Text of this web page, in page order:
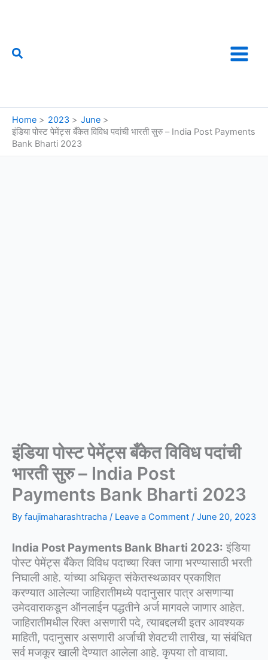
Search
Home 2023
June
इंडिया पोस्ट पेमेंट्स बँकेत विविध पदांची भारती सुरु – India Post Payments
Bank Bharti 2023
इंडिया पोस्ट पेमेंट्स बँकेत विविध पदांची
भारती सुरु – India Post
Payments Bank Bharti 2023
By faujimaharashtracha / Leave a Comment / June 20, 2023
India Post Payments Bank Bharti 2023: इंडिया
पोस्ट पेमेंट्स बँकेत विविध पदाच्या रिक्त जागा भरण्यासाठी भरती
निघाली आहे. यांच्या अधिकृत संकेतस्थळावर प्रकाशित
करण्यात आलेल्या जाहिरातीमध्ये पदानुसार पात्र असणाऱ्या
उमेदवाराकडून ऑनलाईन पद्धतीने अर्ज मागवले जाणार आहेत.
जाहिरातीमधील रिक्त असणारी पदे, त्याबद्दलची इतर आवश्यक
माहिती, पदानुसार असणारी अर्जाची शेवटची तारीख, या संबंधित
सर्व मजकूर खाली देण्यात आलेला आहे. कृपया तो वाचावा.